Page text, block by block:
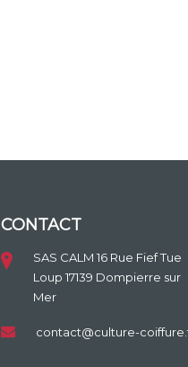
CONTACT
SAS CALM 16 Rue Fief Tue
Loup 17139 Dompierre sur
Mer
contact@culture-